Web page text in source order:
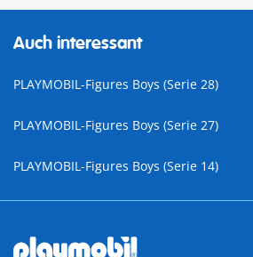
Auch interessant
PLAYMOBIL-Figures Boys (Serie 28)
PLAYMOBIL-Figures Boys (Serie 27)
PLAYMOBIL-Figures Boys (Serie 14)